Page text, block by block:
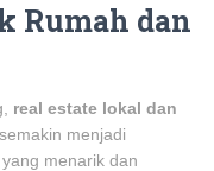
Rumah dan
real estate lokal dan
semakin menjadi
menarik dan